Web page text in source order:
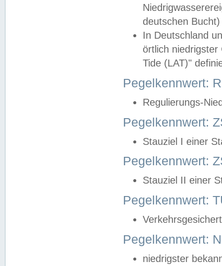
deutschen
In Deutschland
örtlich
Tide (LAT)"
Pegelkennwert:
Regulierungs-
Pegelkennwert:
Stauziel I einer
Pegelkennwert:
Stauziel II einer
Pegelkennwert:
Pegelkennwert:
niedrigster